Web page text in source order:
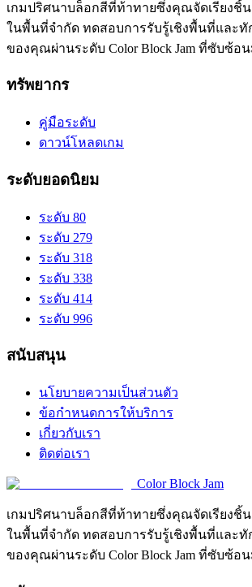
เกมปริศนาบล็อกสีที่ท้าทายซึ่งคุณจัดเรียงชิ้
ในพื้นที่จำกัด ทดสอบการรับรู้เชิงพื้นที่และทั
ของคุณผ่านระดับ Color Block Jam ที่ซับซ้อ
ทรัพยากร
คู่มือระดับ
ดาวน์โหลดเกม
ระดับยอดนิยม
ระดับ 80
ระดับ 279
ระดับ 318
ระดับ 338
ระดับ 414
ระดับ 996
สนับสนุน
นโยบายความเป็นส่วนตัว
ข้อกำหนดการให้บริการ
เกี่ยวกับเรา
ติดต่อเรา
Color Block Jam
เกมปริศนาบล็อกสีที่ท้าทายซึ่งคุณจัดเรียงชิ้
ในพื้นที่จำกัด ทดสอบการรับรู้เชิงพื้นที่และทั
ของคุณผ่านระดับ Color Block Jam ที่ซับซ้อ